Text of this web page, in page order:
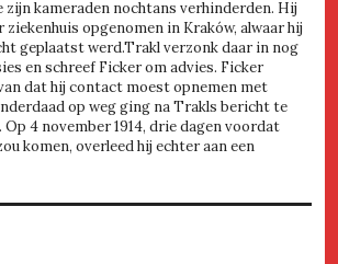
zijn kameraden nochtans verhinderden. Hij
opgenomen in Kraków, alwaar hij
geplaatst werd.Trakl verzonk daar in nog
en schreef Ficker om advies. Ficker
dat hij contact moest opnemen met
op weg ging na Trakls bericht te
4 november 1914, drie dagen voordat
komen, overleed hij echter aan een